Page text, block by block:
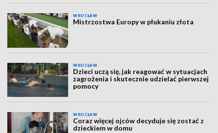
WROCŁAW
Mistrzostwa Europy w płukaniu złota
WROCŁAW
Dzieci uczą się, jak reagować w sytuacjach
zagrożenia i skutecznie udzielać pierwszej
pomocy
WROCŁAW
Coraz więcej ojców decyduje się zostać z
dzieckiem w domu